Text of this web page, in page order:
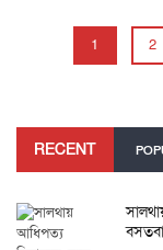
1 2
RECENT